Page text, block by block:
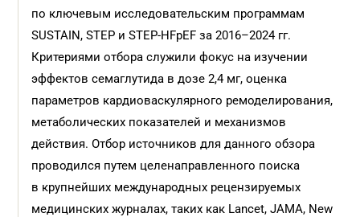
по ключевым исследовательским программам
SUSTAIN, STEP и STEP-HFpEF за 2016–2024 гг.
Критериями отбора служили фокус на изучении
эффектов семаглутида в дозе 2,4 мг, оценка
параметров кардиоваскулярного ремоделирования,
метаболических показателей и механизмов
действия. Отбор источников для данного обзора
проводился путем целенаправленного поиска
в крупнейших международных рецензируемых
медицинских журналах, таких как Lancet, JAMA, New